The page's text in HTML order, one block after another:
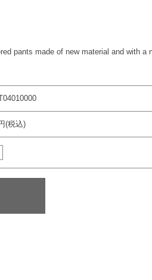
pants made of new material and with
(税込)